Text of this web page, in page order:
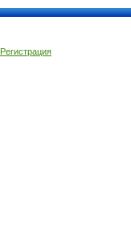
Регистрация